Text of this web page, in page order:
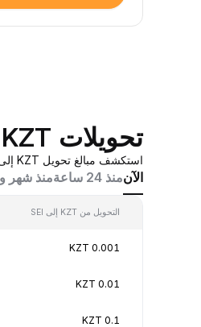
تحويلات KZT إلى SEI الشائعة
استكشف مبالغ تحويل KZT إلى SEI الشائعة، والتي تتراوح من 0.001 KZT إلى 100 KZT، بقيم تحويل في الوقت الفعلي بناءً على عروض أسعار صانع السوق المُجمَّعة من Bybit.
الآنمنذ 24 ساعة منذ شهر
التحويل من KZT إلى SEI
0.001 KZT
0.01 KZT
0.1 KZT